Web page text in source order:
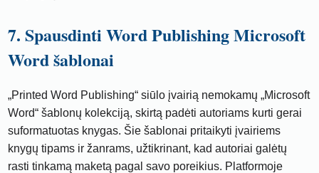
7. Spausdinti Word Publishing Microsoft
Word šablonai
„Printed Word Publishing“ siūlo įvairią nemokamų „Microsoft
Word“ šablonų kolekciją, skirtą padėti autoriams kurti gerai
suformatuotas knygas. Šie šablonai pritaikyti įvairiems
knygų tipams ir žanrams, užtikrinant, kad autoriai galėtų
rasti tinkamą maketą pagal savo poreikius. Platformoje